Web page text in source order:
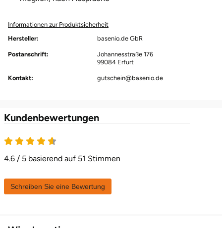
Informationen zur Produktsicherheit
Hersteller:
basenio.de GbR
Postanschrift:
Johannesstraße 176
99084 Erfurt
Kontakt: gutschein@basenio.de
Kundenbewertungen
4.6 / 5 basierend auf 51 Stimmen
Schreiben Sie eine Bewertung
Hamburg
Heidelberg
Heidenheim
Heilbronn